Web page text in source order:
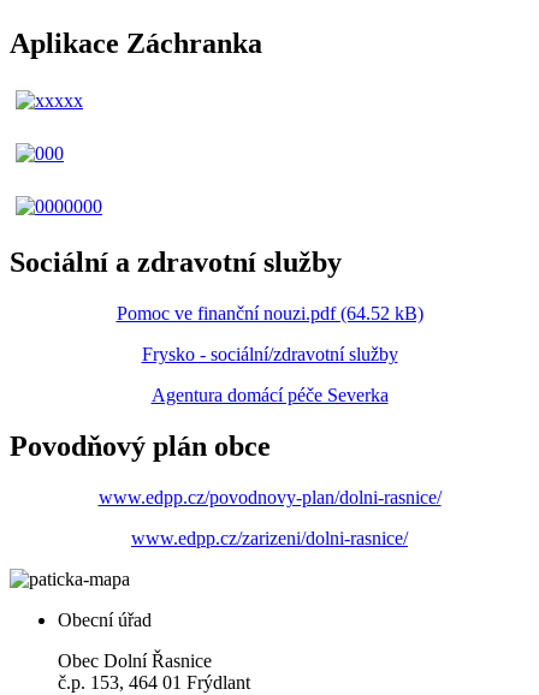
Aplikace Záchranka
Sociální a zdravotní služby
Pomoc ve finanční nouzi.pdf (64.52 kB)
Frysko - sociální/zdravotní služby
Agentura domácí péče Severka
Povodňový plán obce
www.edpp.cz/povodnovy-plan/dolni-rasnice/
www.edpp.cz/zarizeni/dolni-rasnice/
Obecní úřad
Obec Dolní Řasnice
č.p. 153, 464 01 Frýdlant